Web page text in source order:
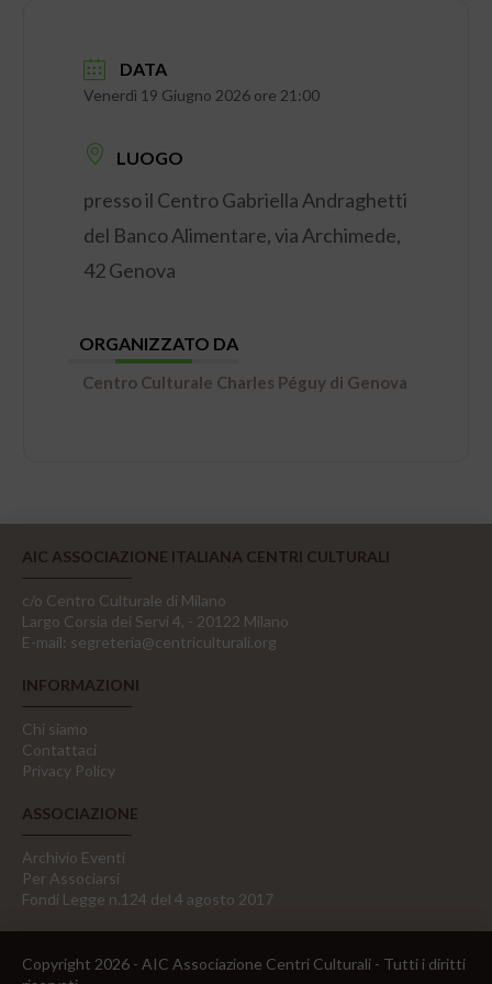
DATA
Venerdì 19 Giugno 2026 ore 21:00
LUOGO
presso il Centro Gabriella Andraghetti
del Banco Alimentare,via Archimede,
42 Genova
ORGANIZZATO DA
Centro Culturale Charles Péguy di Genova
AIC ASSOCIAZIONE ITALIANA CENTRI CULTURALI
c/o Centro Culturale di Milano
Largo Corsia dei Servi 4, - 20122 Milano
E-mail: segreteria@centriculturali.org
INFORMAZIONI
Chi siamo
Contattaci
Privacy Policy
ASSOCIAZIONE
Archivio Eventi
Per Associarsi
Fondi Legge n.124 del 4 agosto 2017
Copyright 2026 - AIC Associazione Centri Culturali - Tutti i diritti